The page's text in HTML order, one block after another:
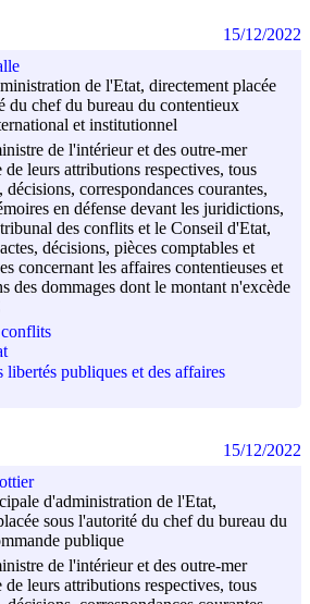
de l'Etat, directement placée
du chef du bureau du contentieux
et institutionnel
de l'intérieur et des outre-mer
de leurs attributions respectives, tous
décisions, correspondances courantes,
en défense devant les juridictions,
des conflits et le Conseil d'Etat,
décisions, pièces comptables et
concernant les affaires contentieuses et
des dommages dont le montant n'excède
libertés publiques et des affaires
15/12/2022
d'administration de l'Etat,
sous l'autorité du chef du bureau du
publique
de l'intérieur et des outre-mer
de leurs attributions respectives, tous
15/12/2022